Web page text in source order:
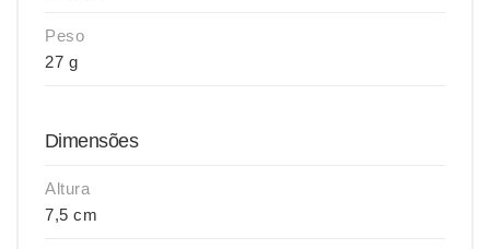
Peso
27 g
Dimensões
Altura
7,5 cm